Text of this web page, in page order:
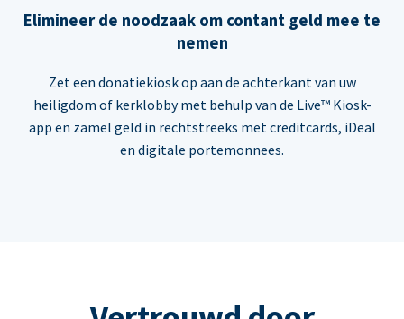
Elimineer de noodzaak om contant geld mee te
nemen
Zet een donatiekiosk op aan de achterkant van uw
heiligdom of kerklobby met behulp van de Live™ Kiosk-
app en zamel geld in rechtstreeks met creditcards, iDeal
en digitale portemonnees.